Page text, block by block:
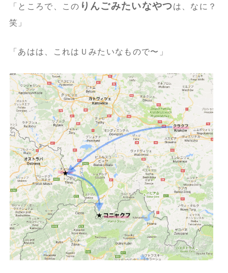
「ところで、この りんごみたいなやつ は、なに？
笑」
「あはは、これはＵみたいなもので〜」